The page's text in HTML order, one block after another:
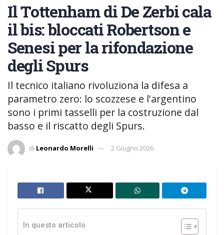
Il Tottenham di De Zerbi cala
il bis: bloccati Robertson e
Senesi per la rifondazione
degli Spurs
Il tecnico italiano rivoluziona la difesa a
parametro zero: lo scozzese e l'argentino
sono i primi tasselli per la costruzione dal
basso e il riscatto degli Spurs.
di Leonardo Morelli 2 Giugno 2026
In questo articolo